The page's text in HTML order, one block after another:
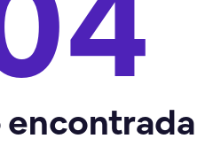
encontrada